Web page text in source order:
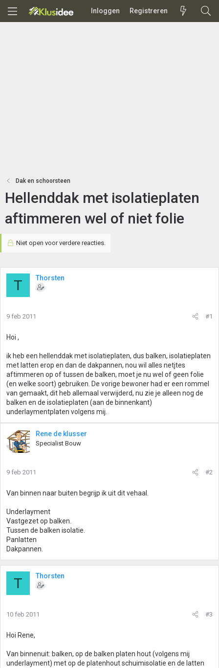
Inloggen Registreren
Dak en schoorsteen
Hellenddak met isolatieplaten
aftimmeren wel of niet folie
Niet open voor verdere reacties.
T Thorsten
9 feb 2011 #1
Hoi ,
ik heb een hellenddak met isolatieplaten, dus balken, isolatieplaten
met latten erop en dan de dakpannen, nou wil alles netjtes
aftimmeren op of tussen de balken, moet je nu wel of geen folie
(en welke soort) gebruiken. De vorige bewoner had er een rommel
van gemaakt, dit heb allemaal verwijderd, nu zie je alleen nog de
balken en de isolatieplaten (aan de binnenkant)
underlaymentplaten volgens mij.
Rene de klusser
Specialist Bouw
9 feb 2011 #2
Van binnen naar buiten begrijp ik uit dit vehaal.
Underlayment
Vastgezet op balken.
Tussen de balken isolatie.
Panlatten
Dakpannen.
T Thorsten
10 feb 2011 #3
Hoi Rene,
Van binnenuit: balken, op de balken platen hout (volgens mij
underlayment) met op de platenhout schuimisolatie en de latten